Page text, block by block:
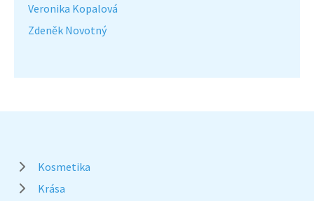
Veronika Kopalová
Zdeněk Novotný
Kosmetika
Krása